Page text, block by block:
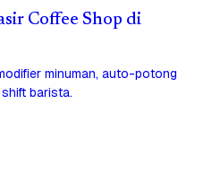
Coffee Shop di
minuman, auto-potong
barista.